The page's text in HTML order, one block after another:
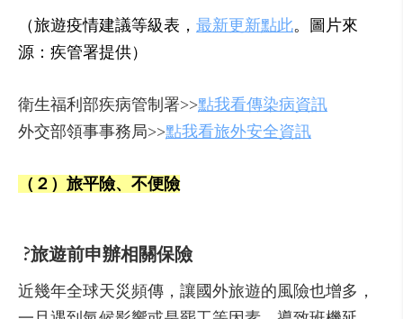
（旅遊疫情建議等級表， 最新更新點此。圖片來
源：疾管署提供）
衛生福利部疾病管制署>>點我看傳染病資訊
外交部領事事務局>>點我看旅外安全資訊
（２）旅平險、不便險
?旅遊前申辦相關保險
近幾年全球天災頻傳，讓國外旅遊的風險也增多，